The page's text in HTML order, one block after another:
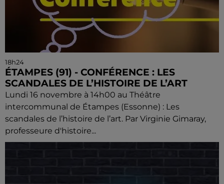
18h24
ÉTAMPES (91) - CONFÉRENCE : LES
SCANDALES DE L’HISTOIRE DE L’ART
Lundi 16 novembre à 14h00 au Théâtre
intercommunal de Étampes (Essonne) : Les
scandales de l’histoire de l’art. Par Virginie Gimaray,
professeure d'histoire...